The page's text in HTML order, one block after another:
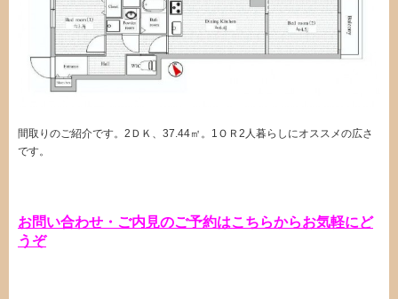
間取りのご紹介です。2ＤＫ、37.44㎡。1ＯＲ2人暮らしにオススメの広さ
です。
お問い合わせ・ご内見のご予約はこちらからお気軽にど
うぞ